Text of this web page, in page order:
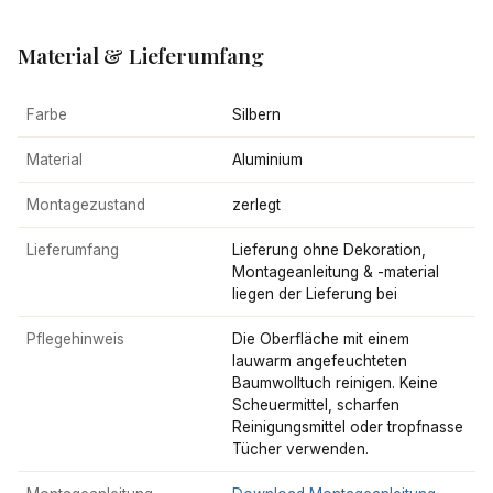
Material & Lieferumfang
Farbe Silbern
Material Aluminium
Montagezustand zerlegt
Lieferumfang
Lieferung ohne Dekoration,
Montageanleitung & -material
liegen der Lieferung bei
Pflegehinweis
Die Oberfläche mit einem
lauwarm angefeuchteten
Baumwolltuch reinigen. Keine
Scheuermittel, scharfen
Reinigungsmittel oder tropfnasse
Tücher verwenden.